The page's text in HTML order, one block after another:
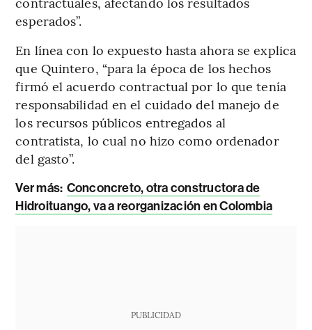
esperados”.
En línea con lo expuesto hasta ahora se explica
que Quintero, “para la época de los hechos
firmó el acuerdo contractual por lo que tenía
responsabilidad en el cuidado del manejo de
los recursos públicos entregados al
contratista, lo cual no hizo como ordenador
del gasto”.
Ver más: Conconcreto, otra constructora de
Hidroituango, va a reorganización en Colombia
PUBLICIDAD